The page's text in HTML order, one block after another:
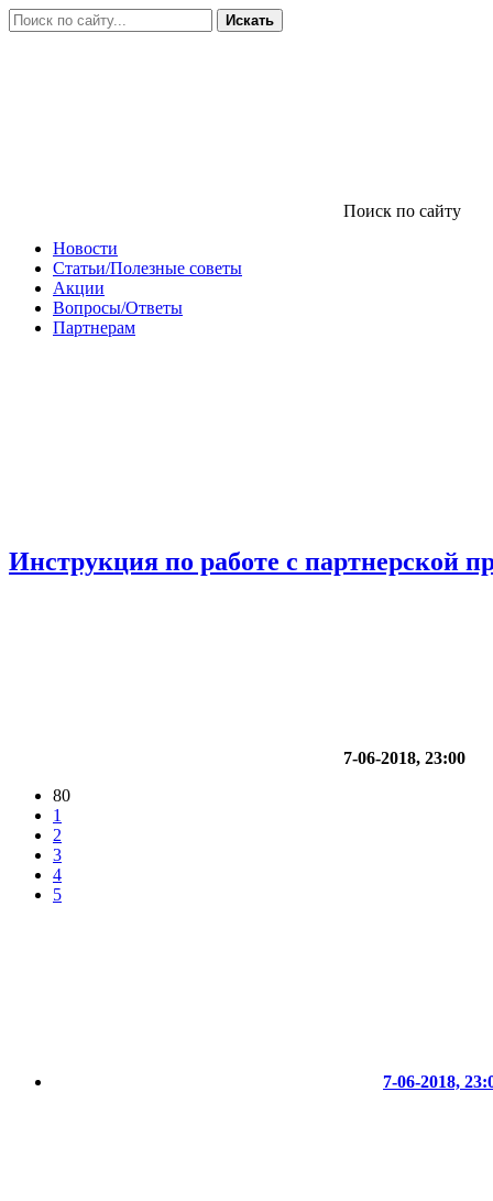
Искать
Поиск по сайту
Новости
Статьи/Полезные советы
Акции
Вопросы/Ответы
Партнерам
Инструкция по работе с партнерской
7-06-2018, 23:00
80
1
2
3
4
5
7-06-2018,